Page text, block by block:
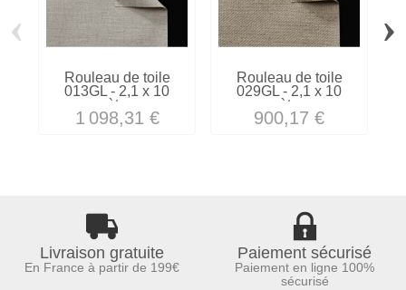
Rouleau de toile
013GL - 2,1 x 10
mètres
1 098,31 €
Rouleau de toile
029GL - 2,1 x 10
mètres
900,17 €
‹ ›
Livraison gratuite
En France à partir de 199€
Paiement sécurisé
Paiement en ligne 100%
sécurisé